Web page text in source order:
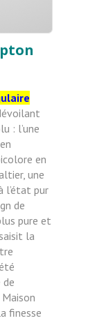
: l’une
en
une
l’état pur
de
pure et
la
finesse